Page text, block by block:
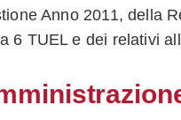
Twitter
su
Condividi
Whatsapp
Anno 2011, della
6 TUEL e dei relativi